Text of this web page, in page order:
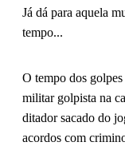
Já dá para aquela
tempo...
O tempo dos
militar golpista na
ditador sacado do
acordos com